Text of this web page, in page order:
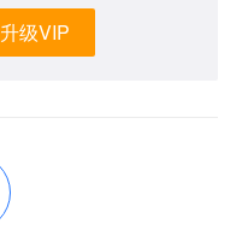
升级VIP